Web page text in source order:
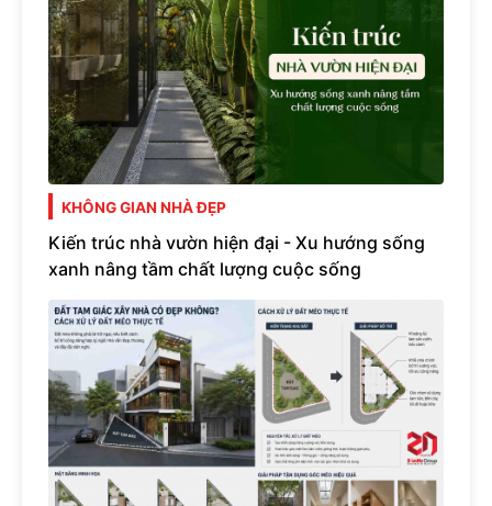
KHÔNG GIAN NHÀ ĐẸP
Kiến trúc nhà vườn hiện đại - Xu hướng sống
xanh nâng tầm chất lượng cuộc sống